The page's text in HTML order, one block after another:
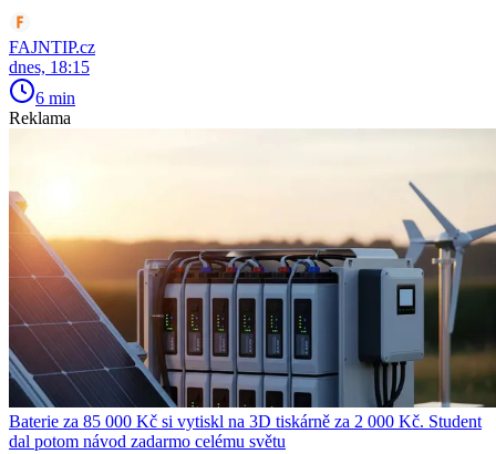
FAJNTIP.cz
dnes, 18:15
6 min
Reklama
Baterie za 85 000 Kč si vytiskl na 3D tiskárně za 2 000 Kč. Student
dal potom návod zadarmo celému světu